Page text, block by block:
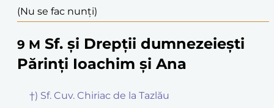
(Nu se fac nunți)
9 M Sf. și Drepții dumnezeiești
Părinți Ioachim și Ana
†) Sf. Cuv. Chiriac de la Tazlău